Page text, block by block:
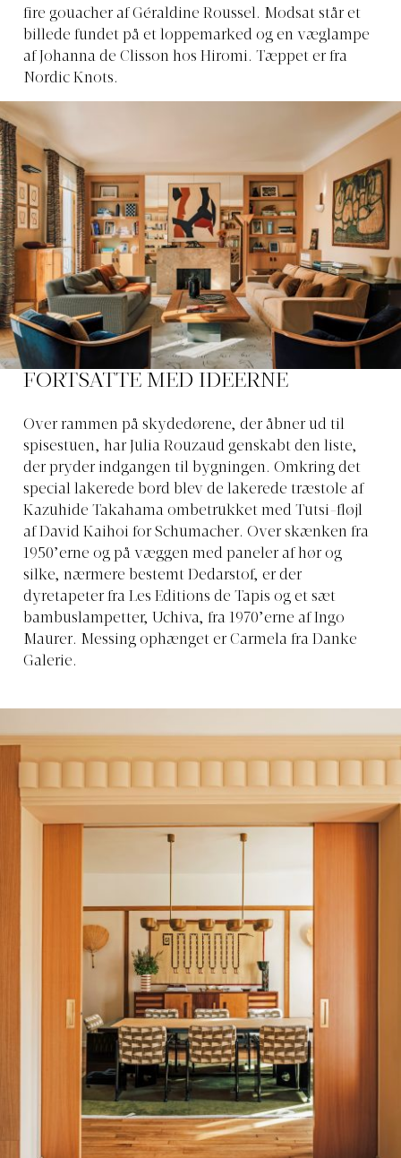
fire gouacher af Géraldine Roussel. Modsat står et
billede fundet på et loppemarked og en væglampe
af Johanna de Clisson hos Hiromi. Tæppet er fra
Nordic Knots.
FORTSATTE MED IDEERNE
Over rammen på skydedørene, der åbner ud til
spisestuen, har Julia Rouzaud genskabt den liste,
der pryder indgangen til bygningen. Omkring det
special lakerede bord blev de lakerede træstole af
Kazuhide Takahama ombetrukket med Tutsi-fløjl
af David Kaihoi for Schumacher. Over skænken fra
1950’erne og på væggen med paneler af hør og
silke, nærmere bestemt Dedarstof, er der
dyretapeter fra Les Editions de Tapis og et sæt
bambuslampetter, Uchiva, fra 1970’erne af Ingo
Maurer. Messing ophænget er Carmela fra Danke
Galerie.